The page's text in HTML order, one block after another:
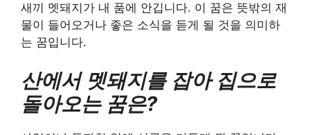
새끼 멧돼지가 내 품에 안깁니다. 이 꿈은 뜻밖의 재
물이 들어오거나 좋은 소식을 듣게 될 것을 의미하
는 꿈입니다.
산에서 멧돼지를 잡아 집으로
돌아오는 꿈은?